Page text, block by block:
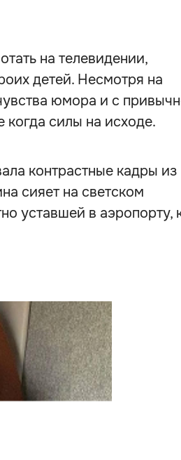
на телевидении,
детей. Несмотря на
юмора и с
когда силы на исходе.
контрастные кадры из
сияет на светском
уставшей в аэропорту,